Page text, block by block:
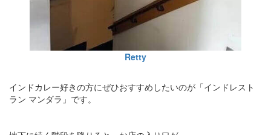
Retty
インドカレー好きの方にぜひおすすめしたいのが「インドレスト
ラン マンダラ」です。